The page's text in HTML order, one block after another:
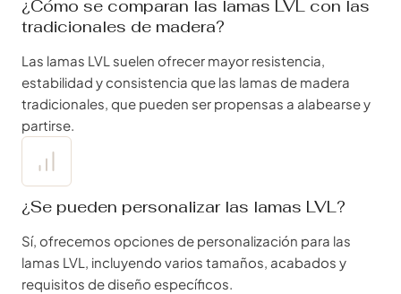
¿Cómo se comparan las lamas LVL con las
tradicionales de madera?
Las lamas LVL suelen ofrecer mayor resistencia,
estabilidad y consistencia que las lamas de madera
tradicionales, que pueden ser propensas a alabearse y
partirse.
¿Se pueden personalizar las lamas LVL?
Sí, ofrecemos opciones de personalización para las
lamas LVL, incluyendo varios tamaños, acabados y
requisitos de diseño específicos.